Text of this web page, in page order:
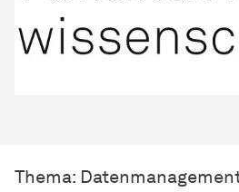
Thema: